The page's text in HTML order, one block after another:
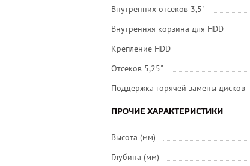
Внутренних отсеков 3,5"
Внутренняя корзина для HDD
Крепление HDD
Отсеков 5,25"
Поддержка горячей замены дисков
ПРОЧИЕ ХАРАКТЕРИСТИКИ
Высота (мм)
Глубина (мм)